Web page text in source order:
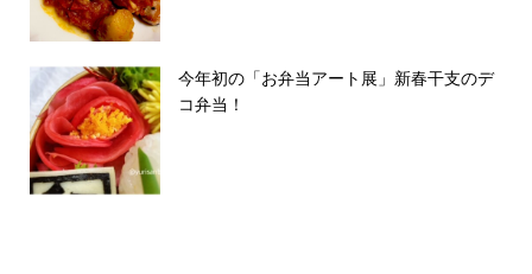
今年初の「お弁当アート展」新春干支のデ
コ弁当！